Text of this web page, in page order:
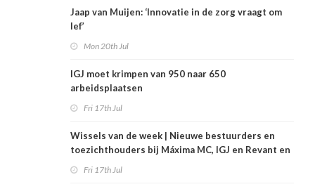
Jaap van Muijen: ‘Innovatie in de zorg vraagt om
lef’
Mon 20th Jul
IGJ moet krimpen van 950 naar 650
arbeidsplaatsen
Fri 17th Jul
Wissels van de week | Nieuwe bestuurders en
toezichthouders bij Máxima MC, IGJ en Revant en
Fri 17th Jul